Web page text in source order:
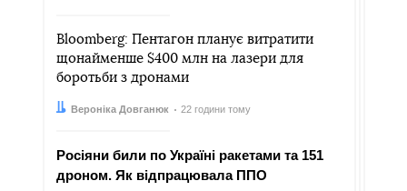
Bloomberg: Пентагон планує витратити
щонайменше $400 млн на лазери для
боротьби з дронами
Автор:
Вероніка Довганюк
Дата: 22 години тому
Росіяни били по Україні ракетами та 151
дроном. Як відпрацювала ППО